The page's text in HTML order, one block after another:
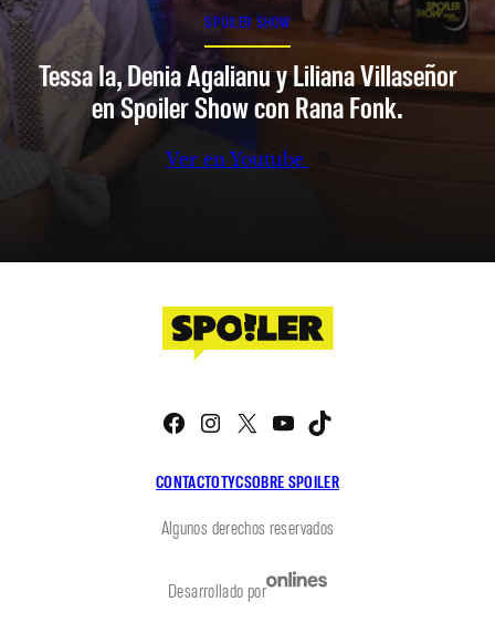
SPOILER SHOW
Tessa Ia, Denia Agalianu y Liliana Villaseñor
en Spoiler Show con Rana Fonk.
Ver en Youtube
CONTACTOTYCSOBRE SPOILER
Facebook
Instagram
X YouTube
Algunos derechos reservados
Desarrollado por